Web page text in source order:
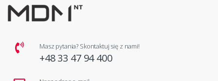
Masz pytania? Skontaktuj się z nami!
+48 33 47 94 400